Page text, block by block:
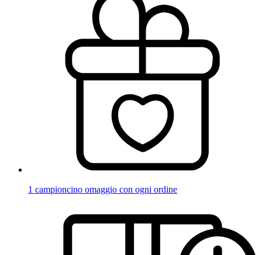
1 campioncino omaggio con ogni ordine